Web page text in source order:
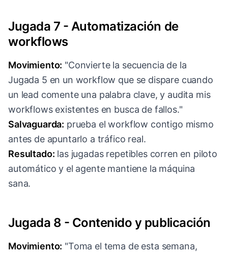
Jugada 7 - Automatización de
workflows
Movimiento: "Convierte la secuencia de la
Jugada 5 en un workflow que se dispare cuando
un lead comente una palabra clave, y audita mis
workflows existentes en busca de fallos."
Salvaguarda: prueba el workflow contigo mismo
antes de apuntarlo a tráfico real.
Resultado: las jugadas repetibles corren en piloto
automático y el agente mantiene la máquina
sana.
Jugada 8 - Contenido y publicación
Movimiento: "Toma el tema de esta semana,